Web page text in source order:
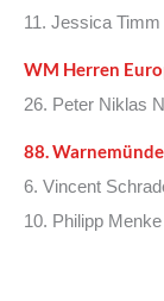
11. Jessica Timm
WM Herren
26. Peter Niklas
88.
6. Vincent
10. Philipp Menke